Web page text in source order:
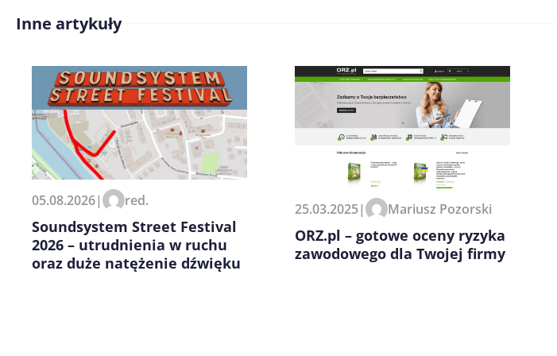
Zapamiętaj moje dane w tej przeglądarce podczas pisania
kolejnych komentarzy.
Inne artykuły
05.08.2026| red.
Soundsystem Street Festival
2026 – utrudnienia w ruchu
oraz duże natężenie dźwięku
25.03.2025| Mariusz Pozorski
ORZ.pl – gotowe oceny ryzyka
zawodowego dla Twojej firmy